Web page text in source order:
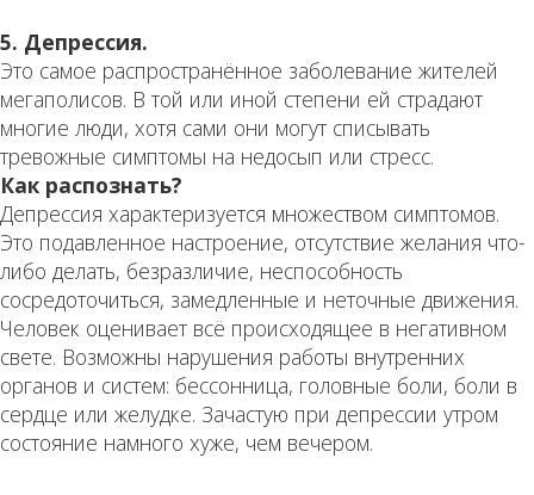
5. Депрессия.
Это самое распространённое заболевание жителей
мегаполисов. В той или иной степени ей страдают
многие люди, хотя сами они могут списывать
тревожные симптомы на недосып или стресс.
Как распознать?
Депрессия характеризуется множеством симптомов.
Это подавленное настроение, отсутствие желания что-
либо делать, безразличие, неспособность
сосредоточиться, замедленные и неточные движения.
Человек оценивает всё происходящее в негативном
свете. Возможны нарушения работы внутренних
органов и систем: бессонница, головные боли, боли в
сердце или желудке. Зачастую при депрессии утром
состояние намного хуже, чем вечером.